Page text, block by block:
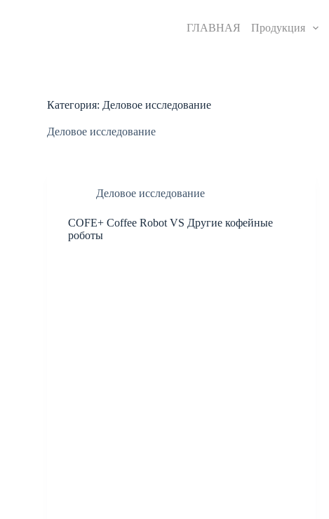
ГЛАВНАЯ Продукция
Категория: Деловое исследование
Деловое исследование
Деловое исследование
COFE+ Coffee Robot VS Другие кофейные
роботы